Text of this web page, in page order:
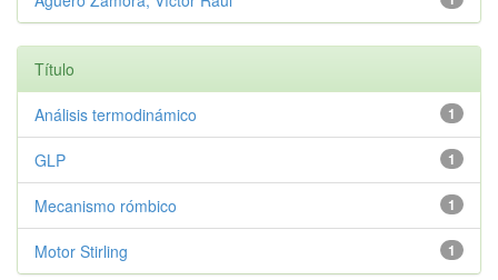
Título
1
Análisis termodinámico
1
GLP
1
Mecanismo rómbico
1
Motor Stirling